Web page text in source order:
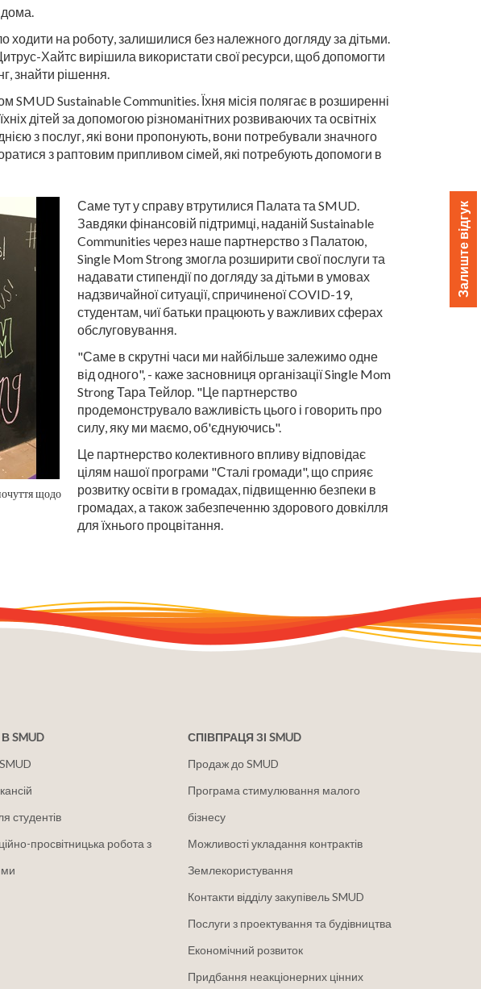
ходити на роботу, залишилися без належного догляду за дітьми.
Хайтс вирішила використати свої ресурси, щоб допомогти
знайти рішення.
SMUD Sustainable Communities. Їхня місія полягає в розширенні
дітей за допомогою різноманітних розвиваючих та освітніх
з послуг, які вони пропонують, вони потребували значного
з раптовим припливом сімей, які потребують допомоги в
щодо
Саме тут у справу втрутилися Палата та SMUD.
Завдяки фінансовій підтримці, наданій Sustainable
Communities через наше партнерство з Палатою,
Single Mom Strong змогла розширити свої послуги та
надавати стипендії по догляду за дітьми в умовах
надзвичайної ситуації, спричиненої COVID-19,
студентам, чиї батьки працюють у важливих сферах
обслуговування.
"Саме в скрутні часи ми найбільше залежимо одне
від одного", - каже засновниця організації Single Mom
Strong Тара Тейлор. "Це партнерство
продемонструвало важливість цього і говорить про
силу, яку ми маємо, об'єднуючись".
Це партнерство колективного впливу відповідає
цілям нашої програми "Сталі громади", що сприяє
розвитку освіти в громадах, підвищенню безпеки в
громадах, а також забезпеченню здорового довкілля
для їхнього процвітання.
SMUD
студентів
просвітницька робота з
СПІВПРАЦЯ ЗІ SMUD
Продаж до SMUD
Програма стимулювання малого
бізнесу
Можливості укладання контрактів
Землекористування
Контакти відділу закупівель SMUD
Послуги з проектування та будівництва
Економічний розвиток
Придбання неакціонерних цінних
Залиште відгук